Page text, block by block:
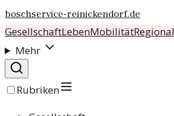
boschservice-reinickendorf.de
GesellschaftLebenMobilität
Mehr
Rubriken